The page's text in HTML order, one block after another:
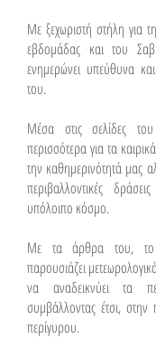
Με ξεχωριστή στήλη για
εβδομάδας και του
ενημερώνει υπεύθυνα
του.
Μέσα στις σελίδες
περισσότερα για τα
την καθημερινότητά μας
περιβαλλοντικές
υπόλοιπο κόσμο.
Με τα άρθρα του, το
παρουσιάζει
να αναδεικνύει τα
συμβάλλοντας έτσι,
περίγυρου.